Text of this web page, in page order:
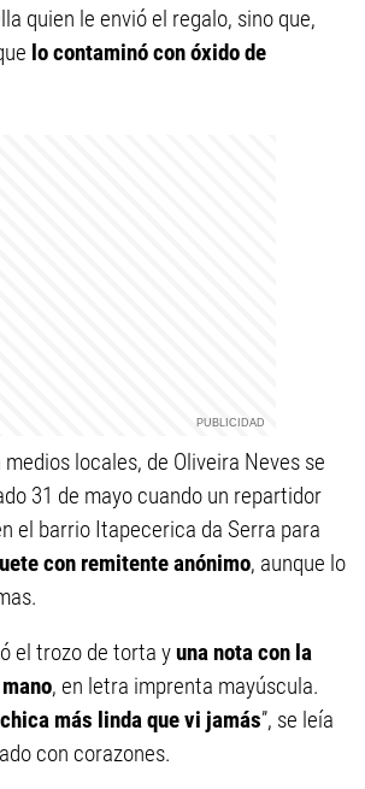
quien le envió el regalo, sino que,
lo contaminó con óxido de
locales, de Oliveira Neves se
31 de mayo cuando un repartidor
el barrio Itapecerica da Serra para
con remitente anónimo, aunque lo
el trozo de torta yuna nota con la
, en letra imprenta mayúscula.
más linda que vi jamás”, se leía
con corazones.